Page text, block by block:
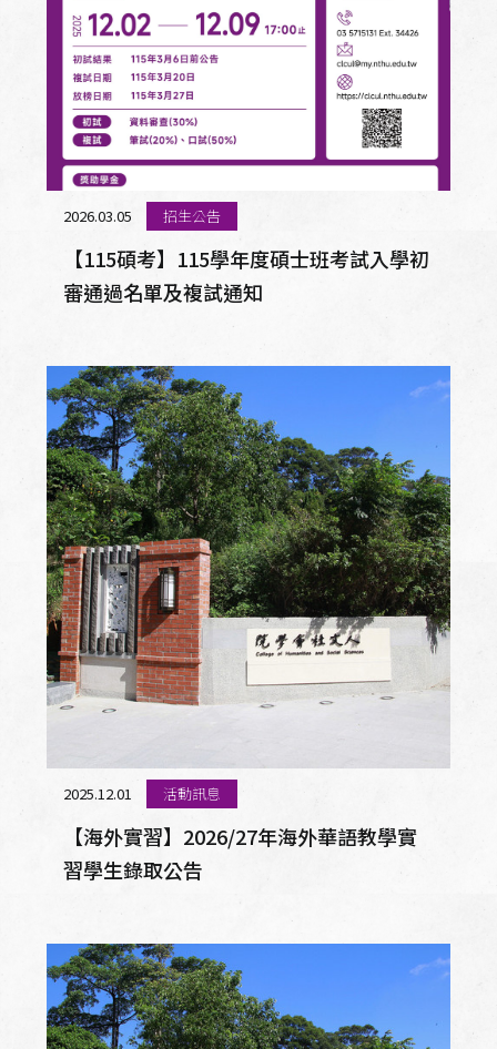
2026.03.05 招生公告
【115碩考】115學年度碩士班考試入學初
審通過名單及複試通知
2025.12.01 活動訊息
【海外實習】2026/27年海外華語教學實
習學生錄取公告